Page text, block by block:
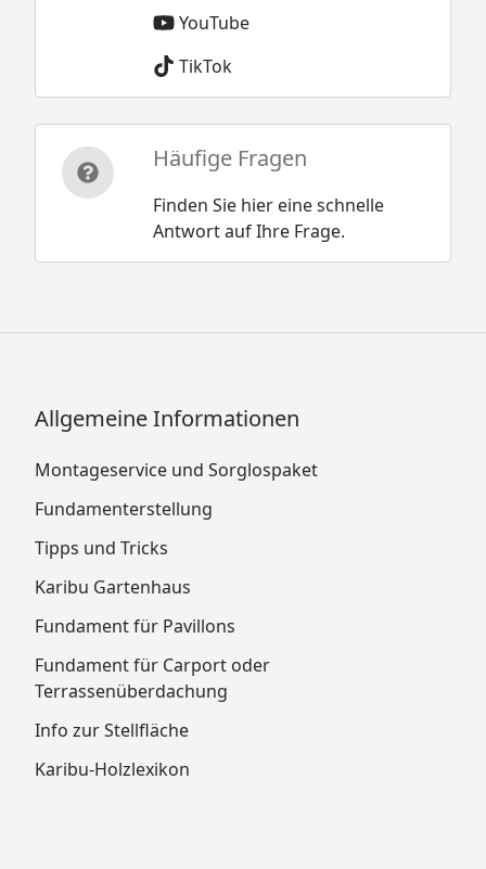
YouTube
TikTok
Häufige Fragen
Finden Sie hier eine schnelle
Antwort auf Ihre Frage.
Allgemeine Informationen
Montageservice und Sorglospaket
Fundamenterstellung
Tipps und Tricks
Karibu Gartenhaus
Fundament für Pavillons
Fundament für Carport oder
Terrassenüberdachung
Info zur Stellfläche
Karibu-Holzlexikon